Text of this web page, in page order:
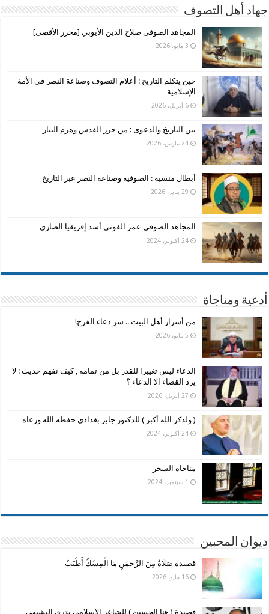
جهاد أهل التصوف
المجاهد الصوفى صلاح الدين الأيوبي [محرر الأقصى]
3 مايو، 2026
حين يتكلم التاريخ : أعلام التصوف وصناعة النصر فى الأمة
الإسلامية
6 أبريل، 2026
بين التاريخ والدعوى : من حرر القدس وهزم التتار
24 مارس، 2026
أبطال منسية : الصوفية وصناعة النصر عبر التاريخ
29 يناير، 2026
المجاهد الصوفى عمر الفوتي أسد إفريقيا الضاري
24 أكتوبر، 2024
أدعية ومناجاة
من أسرار أهل البيت .. سر دعاء الفرج!
5 مايو، 2026
الدعاء ليس تغييرا للقدر بل من تمامه , كيف نفهم حديث : لا
يرد القضاء الا الدعاء ؟
27 أبريل، 2026
( ولذكر الله أكبر ) للدكتور جابر بغدادي حفظه الله ورعاه
24 أكتوبر، 2024
مناجاة السحر
1 سبتمبر، 2024
ديوان المحبين
قصيدة صَلَاةٌ مِنَ الرَّحمَنِ مَا الْمِسْكُ أَطْيَبُ
16 مايو، 2026
قصيدة ( هنا الحسين ) للشاعر الإسلامى بدرى البشيهي